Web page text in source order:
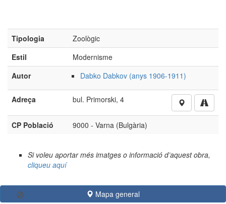
Adreça bul. Primorski, 4
CP Població 9000 - Varna (Bulgària)
Si voleu aportar més imatges o informació d’aquest obra,
cliqueu aquí
Mapa general
No està autoritzada la reproducció d’imatges o continguts